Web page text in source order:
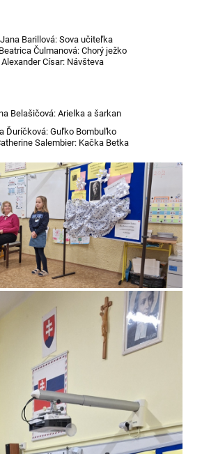
Jana Barillová: Sova učiteľka
Beatrica Čulmanová: Chorý ježko
Alexander Císar: Návšteva
Belašičová: Arielka a šarkan
Ďuríčková: Guľko Bombuľko
Salembier: Kačka Betka